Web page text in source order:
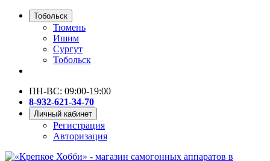
Тобольск
Тюмень
Ишим
Сургут
Тобольск
ПН-ВС: 09:00-19:00
8-932-621-34-70
Личный кабинет
Регистрация
Авторизация